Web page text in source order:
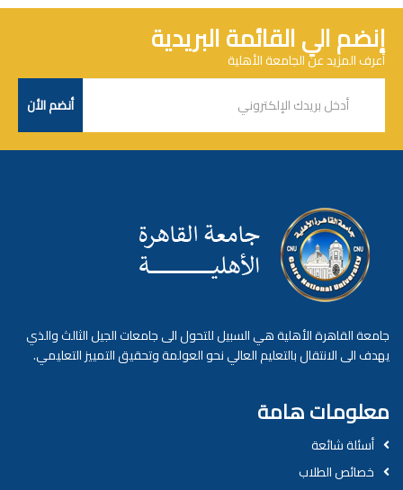
إنضم الي القائمة البريدية
أعرف المزيد عن الجامعة الأهلية
جامعة القاهرة الأهلية هي السبيل للتحول الى جامعات الجيل الثالث والذي
يهدف الى الانتقال بالتعليم العالي نحو العولمة وتحقيق التمييز التعليمي.
معلومات هامة
أسئلة شائعة
خصائص الطلاب